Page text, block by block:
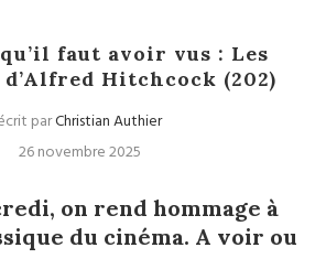
faut avoir vus : Les
Hitchcock (202)
parChristian Authier
26 novembre 2025
on rend hommage à
du cinéma. A voir ou